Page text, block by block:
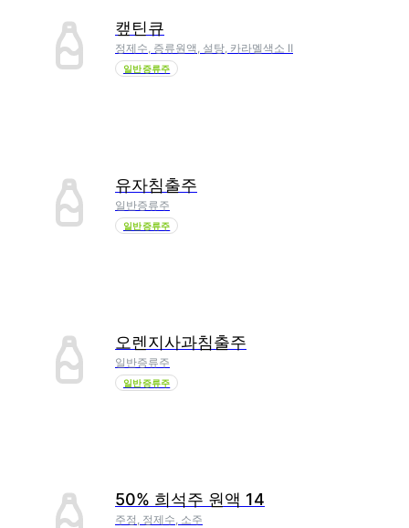
캪틴큐
정제수, 증류원액, 설탕, 카라멜색소 Ⅱ
일반증류주
유자침출주
일반증류주
일반증류주
오렌지사과침출주
일반증류주
일반증류주
50% 희석주 원액 14
주정, 정제수, 소주